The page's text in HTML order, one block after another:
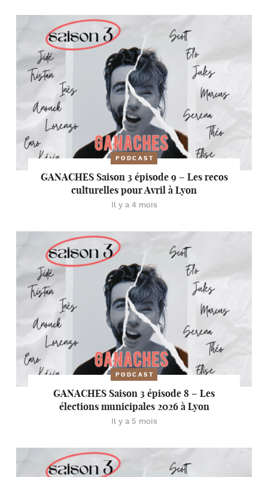
PODCAST
GANACHES Saison 3 épisode 9 – Les recos
culturelles pour Avril à Lyon
Il y a 4 mois
PODCAST
GANACHES Saison 3 épisode 8 – Les
élections municipales 2026 à Lyon
Il y a 5 mois